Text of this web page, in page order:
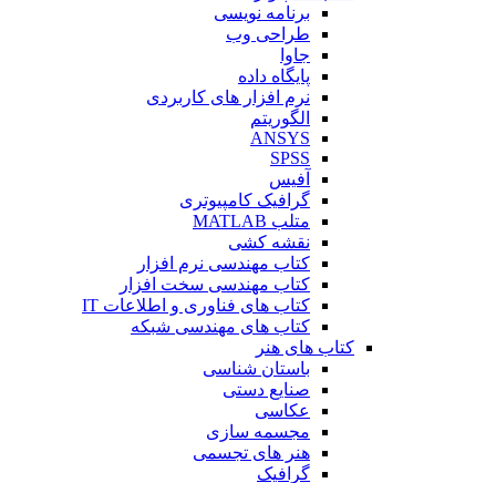
برنامه نویسی
طراحی وب
جاوا
پایگاه داده
نرم افزار های کاربردی
الگوریتم
ANSYS
SPSS
آفیس
گرافیک کامپیوتری
متلب MATLAB
نقشه کشی
کتاب مهندسی نرم افزار
کتاب مهندسی سخت افزار
کتاب های فناوری و اطلاعات IT
کتاب های مهندسی شبکه
کتاب های هنر
باستان شناسی
صنایع دستی
عکاسی
مجسمه سازی
هنر های تجسمی
گرافیک